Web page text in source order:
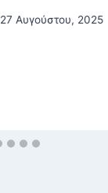
27 Αυγούστου, 2025